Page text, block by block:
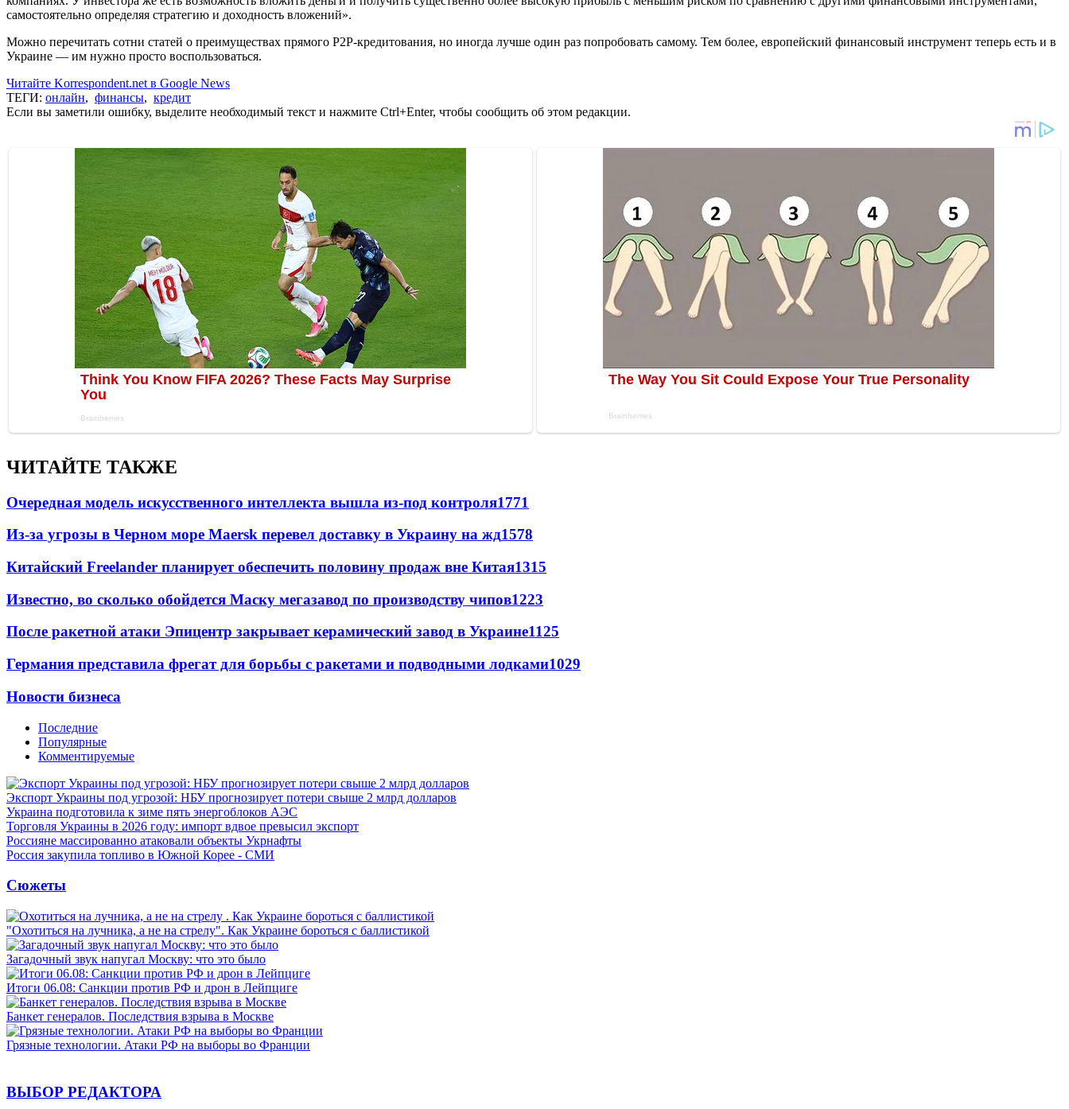
самостоятельно определяя стратегию и доходность вложений».
Можно перечитать сотни статей о преимуществах прямого Р2Р-кредитования, но иногда лучше один раз попробовать самому. Тем более, европейский финансовый инструмент теперь есть и в
Украине — им нужно просто воспользоваться.
Читайте Korrespondent.net в Google News
ТЕГИ: онлайн, финансы, кредит
Если вы заметили ошибку, выделите необходимый текст и нажмите Ctrl+Enter, чтобы сообщить об этом редакции.
ЧИТАЙТЕ ТАКЖЕ
Очередная модель искусственного интеллекта вышла из-под контроля1771
Из-за угрозы в Черном море Maersk перевел доставку в Украину на жд1578
Китайский Freelander планирует обеспечить половину продаж вне Китая1315
Известно, во сколько обойдется Маску мегазавод по производству чипов1223
После ракетной атаки Эпицентр закрывает керамический завод в Украине1125
Германия представила фрегат для борьбы с ракетами и подводными лодками1029
Новости бизнеса
Последние
Популярные
Комментируемые
Экспорт Украины под угрозой: НБУ прогнозирует потери свыше 2 млрд долларов
Украина подготовила к зиме пять энергоблоков АЭС
Торговля Украины в 2026 году: импорт вдвое превысил экспорт
Россияне массированно атаковали объекты Укрнафты
Россия закупила топливо в Южной Корее - СМИ
Сюжеты
"Охотиться на лучника, а не на стрелу". Как Украине бороться с баллистикой
Загадочный звук напугал Москву: что это было
Итоги 06.08: Санкции против РФ и дрон в Лейпциге
Банкет генералов. Последствия взрыва в Москве
Грязные технологии. Атаки РФ на выборы во Франции
ВЫБОР РЕДАКТОРА